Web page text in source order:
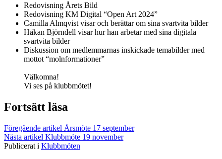
Redovisning Årets Bild
Redovisning KM Digital “Open Art 2024”
Camilla Almqvist visar och berättar om sina svartvita bilder
Håkan Björndell visar hur han arbetar med sina digitala
svartvita bilder
Diskussion om medlemmarnas inskickade temabilder med
mottot “molnformationer”
Välkomna!
Vi ses på klubbmötet!
Fortsätt läsa
Föregående artikel Årsmöte 17 september
Nästa artikel Klubbmöte 19 november
Publicerat i Klubbmöten